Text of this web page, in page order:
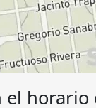
el horario